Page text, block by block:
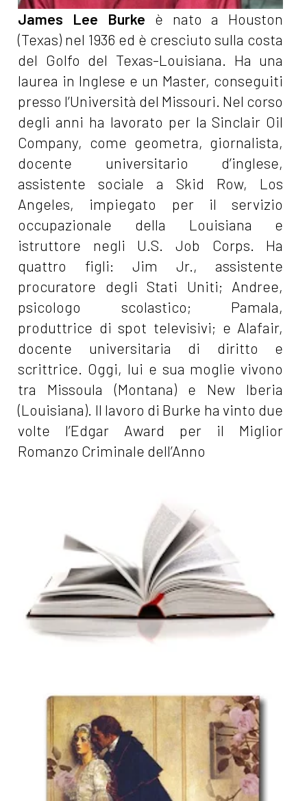
James Lee Burke è nato a Houston
(Texas) nel 1936 ed è cresciuto sulla costa
del Golfo del Texas-Louisiana. Ha una
laurea in Inglese e un Master, conseguiti
presso l’Università del Missouri. Nel corso
degli anni ha lavorato per la Sinclair Oil
Company, come geometra, giornalista,
docente universitario d’inglese,
assistente sociale a Skid Row, Los
Angeles, impiegato per il servizio
occupazionale della Louisiana e
istruttore negli U.S. Job Corps. Ha
quattro figli: Jim Jr., assistente
procuratore degli Stati Uniti; Andree,
psicologo scolastico; Pamala,
produttrice di spot televisivi; e Alafair,
docente universitaria di diritto e
scrittrice. Oggi, lui e sua moglie vivono
tra Missoula (Montana) e New Iberia
(Louisiana). Il lavoro di Burke ha vinto due
volte l’Edgar Award per il Miglior
Romanzo Criminale dell’Anno